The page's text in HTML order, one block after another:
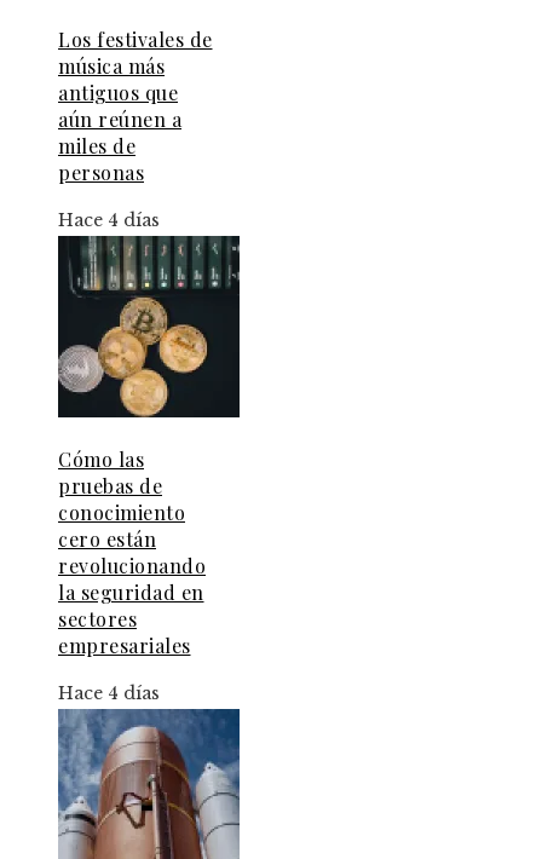
Los festivales de
música más
antiguos que
aún reúnen a
miles de
personas
Hace 4 días
Cómo las
pruebas de
conocimiento
cero están
revolucionando
la seguridad en
sectores
empresariales
Hace 4 días